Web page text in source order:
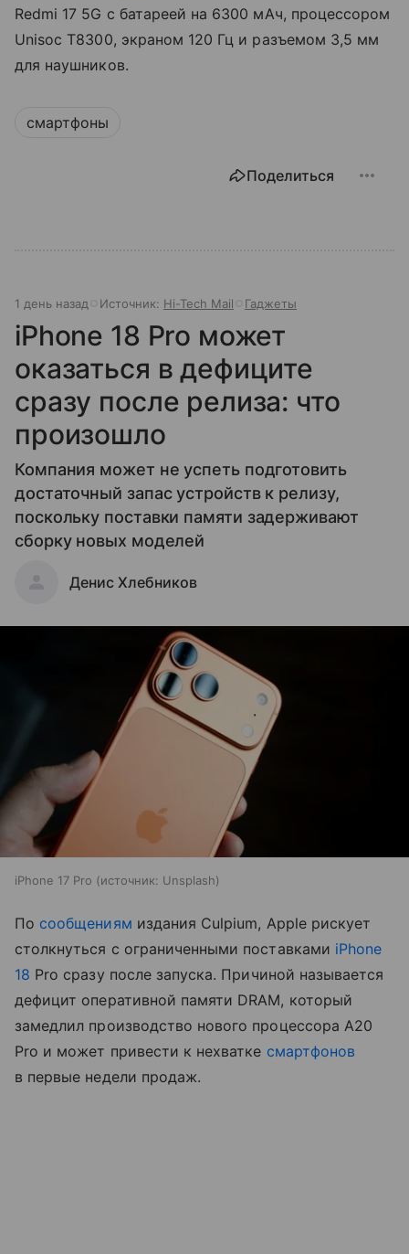
Redmi 17 5G с батареей на 6300 мАч, процессором
Unisoc T8300, экраном 120 Гц и разъемом 3,5 мм
для наушников.
смартфоны
Поделиться
1 день назад Источник: Hi-Tech Mail Гаджеты
iPhone 18 Pro может
оказаться в дефиците
сразу после релиза: что
произошло
Компания может не успеть подготовить
достаточный запас устройств к релизу,
поскольку поставки памяти задерживают
сборку новых моделей
Денис Хлебников
iPhone 17 Pro источник: Unsplash
По сообщениям издания Culpium, Apple рискует
столкнуться с ограниченными поставками iPhone
18 Pro сразу после запуска. Причиной называется
дефицит оперативной памяти DRAM, который
замедлил производство нового процессора A20
Pro и может привести к нехватке смартфонов
в первые недели продаж.